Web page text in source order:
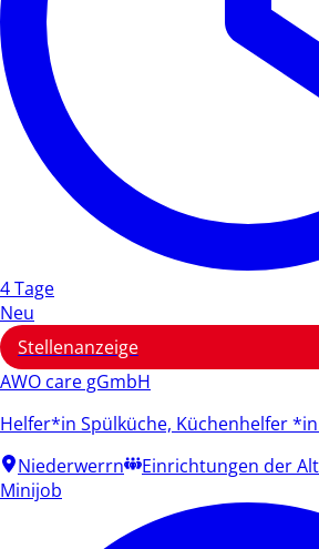
4 Tage
Neu
Stellenanzeige
AWO care gGmbH
Helfer*in Spülküche, Küchenhelfer
Niederwerrn
Einrichtungen der
Minijob